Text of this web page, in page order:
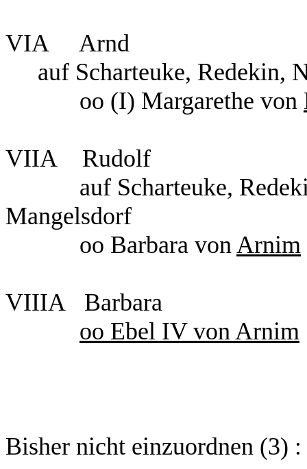
VIA Arnd
auf Scharteuke, Redekin,
oo (I) Margarethe von
VIIA Rudolf
auf Scharteuke,
Mangelsdorf
oo Barbara von Arnim
VIIIA Barbara
oo Ebel IV von Arnim
Bisher nicht einzuordnen (3) :